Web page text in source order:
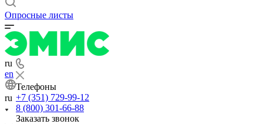
Опросные листы
ru
en
ru
Телефоны
+7 (351) 729-99-12
8 (800) 301-66-88
Заказать звонок